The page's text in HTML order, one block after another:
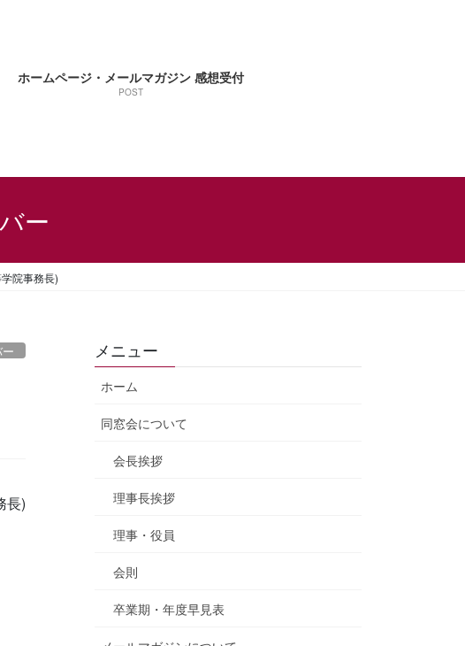
ホームページ・メールマガジン 感想受付
POST
ー
院事務長)
)
メニュー
ホーム
同窓会について
会長挨拶
理事長挨拶
理事・役員
会則
卒業期・年度早見表